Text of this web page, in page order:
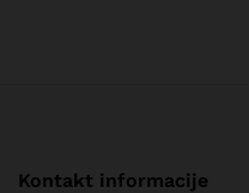
Kontakt informacije